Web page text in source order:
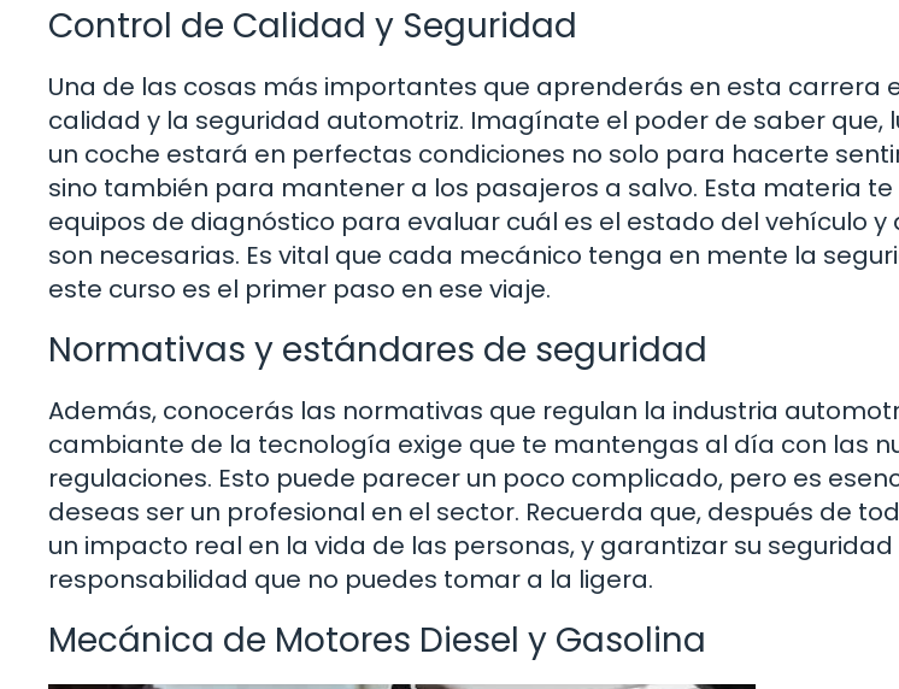
Control de Calidad y Seguridad
Una de las cosas más importantes que aprenderás en esta carrera
calidad y la seguridad automotriz. Imagínate el poder de saber que,
un coche estará en perfectas condiciones no solo para hacerte
sino también para mantener a los pasajeros a salvo. Esta materia
equipos de diagnóstico para evaluar cuál es el estado del vehículo y
son necesarias. Es vital que cada mecánico tenga en mente la
este curso es el primer paso en ese viaje.
Normativas y estándares de seguridad
Además, conocerás las normativas que regulan la industria
cambiante de la tecnología exige que te mantengas al día con las
regulaciones. Esto puede parecer un poco complicado, pero es
deseas ser un profesional en el sector. Recuerda que, después de
un impacto real en la vida de las personas, y garantizar su seguridad
responsabilidad que no puedes tomar a la ligera.
Mecánica de Motores Diesel y Gasolina